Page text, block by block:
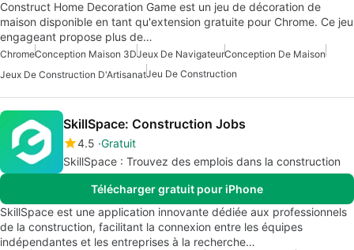
Construct Home Decoration Game est un jeu de décoration de
maison disponible en tant qu'extension gratuite pour Chrome. Ce jeu
engageant propose plus de…
ChromeConception Maison 3DJeux De NavigateurConception De Maison
Jeux De Construction D'ArtisanatJeu De Construction
SkillSpace: Construction Jobs
4.5 Gratuit
SkillSpace : Trouvez des emplois dans la construction
Télécharger gratuit pour iPhone
SkillSpace est une application innovante dédiée aux professionnels
de la construction, facilitant la connexion entre les équipes
indépendantes et les entreprises à la recherche…